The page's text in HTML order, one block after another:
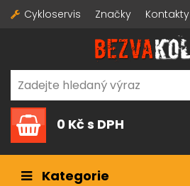
Cykloservis Značky Kontakty
0 Kčs DPH
Kategorie